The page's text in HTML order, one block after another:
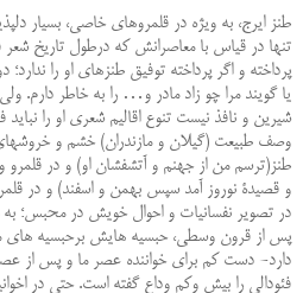
طنز ایرج، به ویژه در قلمروهای خاصی، بسیار
تنها در قیاس با معاصرانش که درطول تاریخ شعر
پرداخته و اگر پرداخته توفیق طنزهای او را ندارد؛
یا گویند مرا چو زاد مادر و… را به خاطر دارم.
شیرین و نافذ نیست تنوع اقالیم شعری او را
وصف طبیعت (گیلان و مازندران) خشم ‏و خروش‏های
طنز(ترسم من از جهنم و آتشفشان او) و در
و قصیدۀ نوروز آمد سپس بهمن و اسفند) و در
در تصویر نفسانیات و احوال خویش در محبس؛ به
پس از قرون وسطی، حبسیه هایش برحبسیه ‏های
دارد- دست کم برای خواننده عصر ما و پس از
فئودالی را بیش وکم وداع گفته است. حتی در